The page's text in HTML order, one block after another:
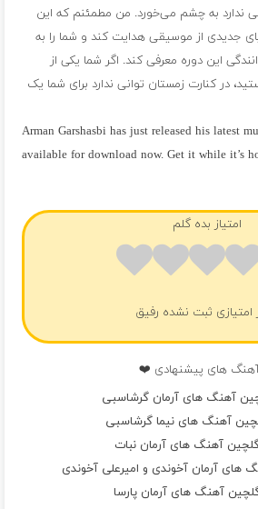
ندارد به چشم می‌خورد. من مطمئنم که این
جدیدی از موسیقی هدایت کند و شما را به
این دوره معرفی کند. اگر شما یکی از
در کنارت زمستان توانی ندارد برای شما یک
Arman Garshasbi has just released his latest
available for download now. Get it while it’s
امتیاز بده گلم
امتیازی ثبت نشده رفیق
های پیشنهادی ❤️
آهنگ های آرمان گرشاسبی
آهنگ های نیما گرشاسبی
گلچین آهنگ های آرمان نبات
های آرمان آخوندی و امیرعلی آخوندی
گلچین آهنگ های آرمان پارسا